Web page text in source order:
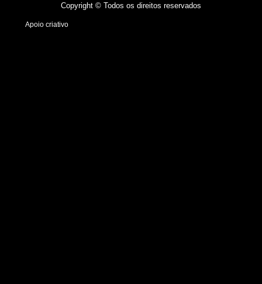
Copyright © Todos os direitos reservados
Apoio criativo